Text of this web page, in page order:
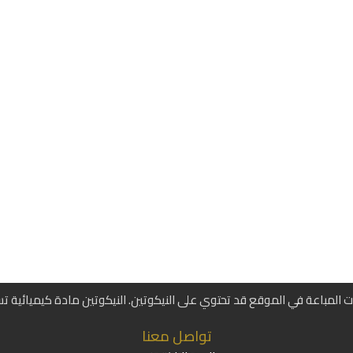
المباعة في الموقع قد تحتوي على النيكوتين. النيكوتين مادة كيميائية
تواصل معنا